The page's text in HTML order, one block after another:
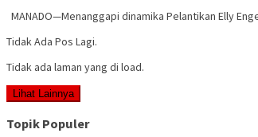
MANADO—Menanggapi dinamika Pelantikan Elly
Tidak Ada Pos Lagi.
Tidak ada laman yang di load.
Lihat Lainnya
Topik Populer